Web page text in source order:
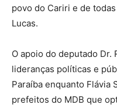
povo do Cariri e de
Lucas.
O apoio do deputado Dr.
lideranças políticas e
Paraíba enquanto Flávia
prefeitos do MDB que